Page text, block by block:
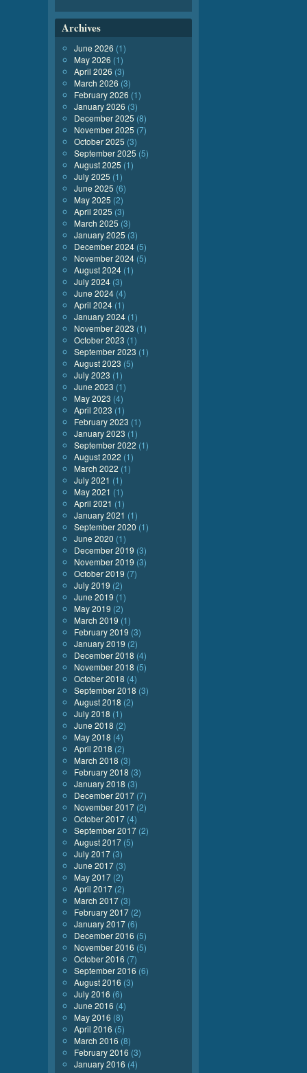
Archives
June 2026 (1)
May 2026 (1)
April 2026 (3)
March 2026 (3)
February 2026 (1)
January 2026 (3)
December 2025 (8)
November 2025 (7)
October 2025 (3)
September 2025 (5)
August 2025 (1)
July 2025 (1)
June 2025 (6)
May 2025 (2)
April 2025 (3)
March 2025 (3)
January 2025 (3)
December 2024 (5)
November 2024 (5)
August 2024 (1)
July 2024 (3)
June 2024 (4)
April 2024 (1)
January 2024 (1)
November 2023 (1)
October 2023 (1)
September 2023 (1)
August 2023 (5)
July 2023 (1)
June 2023 (1)
May 2023 (4)
April 2023 (1)
February 2023 (1)
January 2023 (1)
September 2022 (1)
August 2022 (1)
March 2022 (1)
July 2021 (1)
May 2021 (1)
April 2021 (1)
January 2021 (1)
September 2020 (1)
June 2020 (1)
December 2019 (3)
November 2019 (3)
October 2019 (7)
July 2019 (2)
June 2019 (1)
May 2019 (2)
March 2019 (1)
February 2019 (3)
January 2019 (2)
December 2018 (4)
November 2018 (5)
October 2018 (4)
September 2018 (3)
August 2018 (2)
July 2018 (1)
June 2018 (2)
May 2018 (4)
April 2018 (2)
March 2018 (3)
February 2018 (3)
January 2018 (3)
December 2017 (7)
November 2017 (2)
October 2017 (4)
September 2017 (2)
August 2017 (5)
July 2017 (3)
June 2017 (3)
May 2017 (2)
April 2017 (2)
March 2017 (3)
February 2017 (2)
January 2017 (6)
December 2016 (5)
November 2016 (5)
October 2016 (7)
September 2016 (6)
August 2016 (3)
July 2016 (6)
June 2016 (4)
May 2016 (8)
April 2016 (5)
March 2016 (8)
February 2016 (3)
January 2016 (4)